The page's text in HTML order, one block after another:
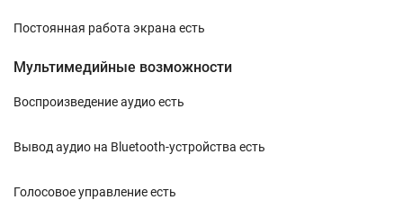
Постоянная работа экрана есть
Мультимедийные возможности
Воспроизведение аудио есть
Вывод аудио на Bluetooth-устройства есть
Голосовое управление есть